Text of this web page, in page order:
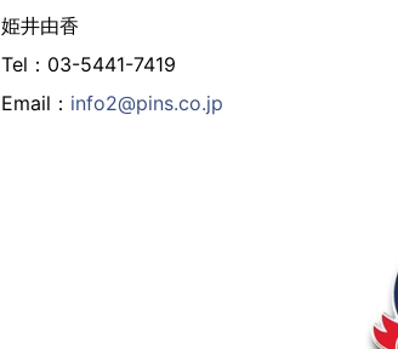
姫井由香
Tel：03-5441-7419
Email： info2@pins.co.jp